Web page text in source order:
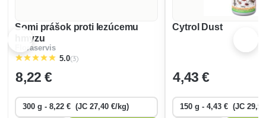
Somi prášok proti lezúcemu
hmyzu
Floraservis
5.0(3)
8,22 €
Cytrol Dust
4,43 €